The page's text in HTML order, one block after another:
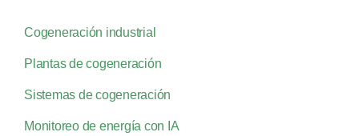
Cogeneración industrial
Plantas de cogeneración
Sistemas de cogeneración
Monitoreo de energía con IA